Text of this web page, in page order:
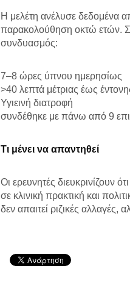
Η μελέτη ανέλυσε δεδομένα
παρακολούθηση οκτώ ετών. Σε
συνδυασμός:
7–8 ώρες ύπνου ημερησίως
>40 λεπτά μέτριας έως
Υγιεινή διατροφή
συνδέθηκε με πάνω από 9
Τι μένει να απαντηθεί
Οι ερευνητές διευκρινίζουν
σε κλινική πρακτική και
δεν απαιτεί ριζικές αλλαγές,